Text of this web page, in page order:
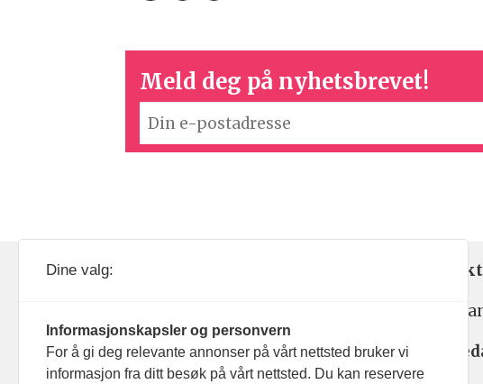
Meld deg på nyhetsbrevet!
093 182
Ansvarlig
Dine valg:
Informasjonskapsler og personvern
For å gi deg relevante annonser på vårt nettsted bruker vi
informasjon fra ditt besøk på vårt nettsted. Du kan reservere